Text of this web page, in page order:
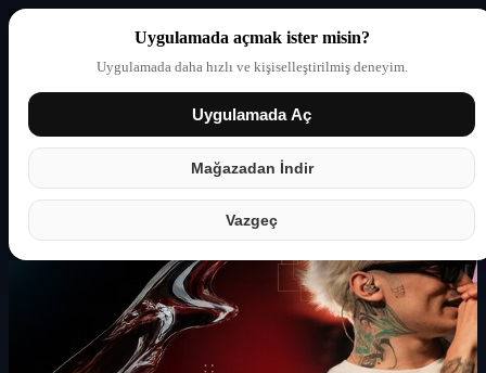
Uygulamada açmak ister misin?
Uygulamada daha hızlı ve kişiselleştirilmiş deneyim.
Uygulamada Aç
Mağazadan İndir
Vazgeç
Giriş yap Partner